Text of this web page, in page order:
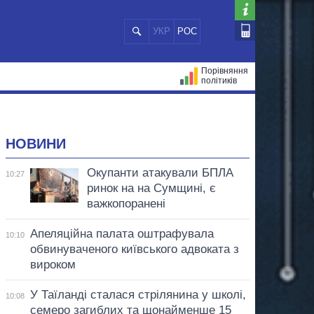
УКР РОС
Порівняння
політиків
НОВИНИ
10:27
Окупанти атакували БПЛА
ринок на на Сумщині, є
важкопоранені
10:10
Апеляційна палата оштрафувала
обвинуваченого київського адвоката з
вироком
10:08
У Таїланді сталася стрілянина у школі,
семеро загиблих та щонайменше 15